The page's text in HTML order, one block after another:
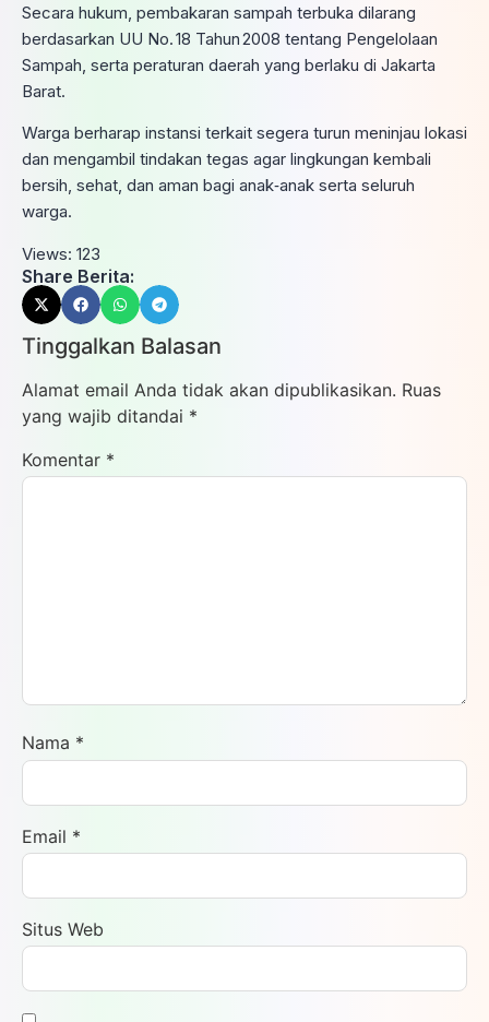
Secara hukum, pembakaran sampah terbuka dilarang
berdasarkan UU No. 18 Tahun 2008 tentang Pengelolaan
Sampah, serta peraturan daerah yang berlaku di Jakarta
Barat.
Warga berharap instansi terkait segera turun meninjau lokasi
dan mengambil tindakan tegas agar lingkungan kembali
bersih, sehat, dan aman bagi anak‑anak serta seluruh
warga.
Views: 123
Share Berita:
Tinggalkan Balasan
Alamat email Anda tidak akan dipublikasikan. Ruas
yang wajib ditandai *
Komentar *
Nama *
Email *
Situs Web